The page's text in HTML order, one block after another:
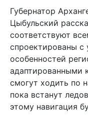
Губернатор
Цыбульский
соответствуют
спроектированы с
особенностей
адаптированными
смогут ходить по
пока встанут
этому навигация